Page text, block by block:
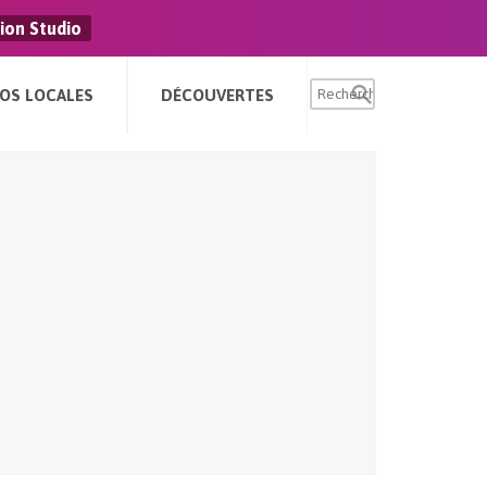
Studio
LOCALES DÉCOUVERTES